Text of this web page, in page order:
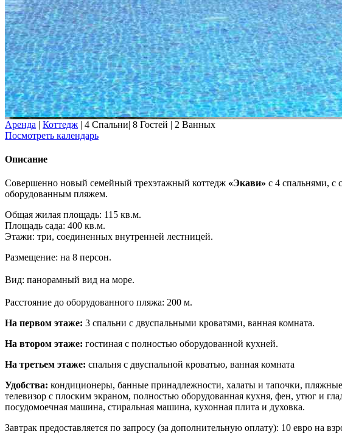
Аренда | Коттедж | 4 Спальни| 8 Гостей | 2 Ванных
Посмотреть календарь
Описание
Совершенно новый семейный трехэтажный коттедж «Экави» с 4 спальнями, с
оборудованным пляжем.
Общая жилая площадь: 115 кв.м.
Площадь сада: 400 кв.м.
Этажи: три, соединенных внутренней лестницей.
Размещение: на 8 персон.
Вид: панорамный вид на море.
Расстояние до оборудованного пляжа: 200 м.
На первом этаже: 3 спальни с двуспальными кроватями, ванная комната.
На втором этаже: гостиная с полностью оборудованной кухней.
На третьем этаже: спальня с двуспальной кроватью, ванная комната
Удобства: кондиционеры, банные принадлежности, халаты и тапочки,
телевизор с плоским экраном, полностью оборудованная кухня, фен, утюг и
посудомоечная машина, стиральная машина, кухонная плита и духовка.
Завтрак предоставляется по запросу (за дополнительную оплату): 10 евро на